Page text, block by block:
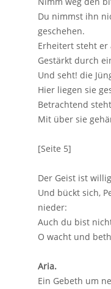
Du nimmst ihn
geschehen.
Erheitert steht er
Gestärkt durch
Und seht! die
Hier liegen sie
Betrachtend
Mit über sie
[Seite 5]
Der Geist ist
Und bückt sich,
nieder:
Auch du bist
O wacht und
Aria.
Ein Gebeth um